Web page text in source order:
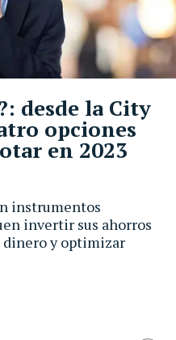
instrumentos
invertir sus ahorros
dinero y optimizar
desde la City
opciones
en 2023